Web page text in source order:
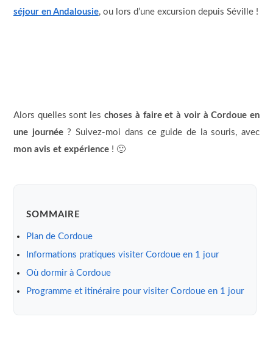
séjour en Andalousie, ou lors d’une excursion depuis Séville !
Alors quelles sont les choses à faire et à voir à Cordoue en
une journée? Suivez-moi dans ce guide de la souris, avec
mon avis et expérience! 🙂
SOMMAIRE
Plan de Cordoue
Informations pratiques visiter Cordoue en 1 jour
Où dormir à Cordoue
Programme et itinéraire pour visiter Cordoue en 1 jour